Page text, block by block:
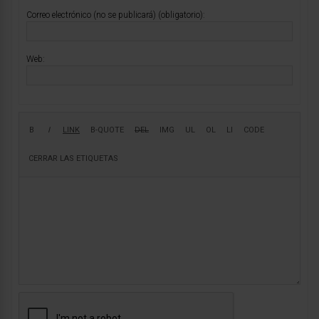
Correo electrónico (no se publicará) (obligatorio):
Web: